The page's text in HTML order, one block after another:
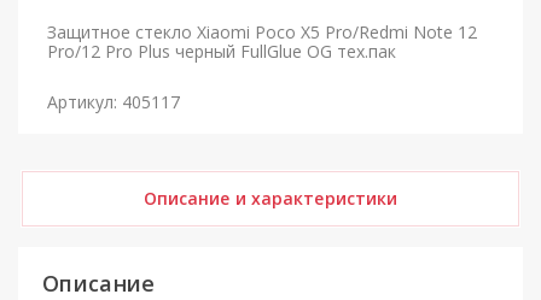
Защитное стекло Xiaomi Poco X5 Pro/Redmi Note 12
Pro/12 Pro Plus черный FullGlue OG тех.пак
Артикул: 405117
Описание и характеристики
Описание